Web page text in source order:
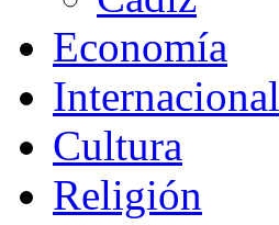
Economía
Internacional
Cultura
Religión